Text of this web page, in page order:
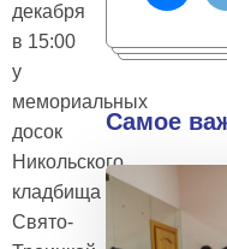
декабря
в 15:00
у
мемориальных
досок
Никольского
кладбища
Свято-
Самое